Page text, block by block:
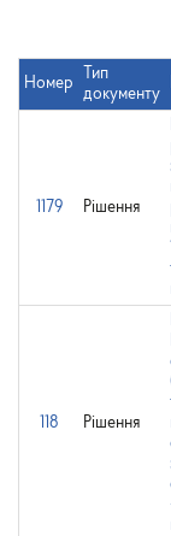
Номер
Тип
документу
1179 Рішення
118 Рішення